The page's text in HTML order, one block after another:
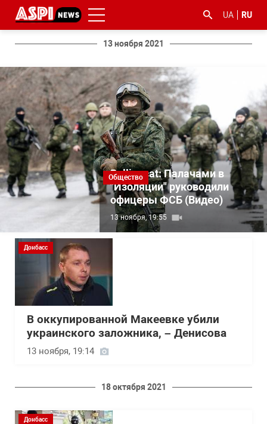
UA RU
13 ноября 2021
Общество
Bellingcat: Палачами в
"Изоляции" руководили
офицеры ФСБ (Видео)
13 ноября, 19:55
Донбасс
В оккупированной Макеевке убили
украинского заложника, – Денисова
13 ноября, 19:14
18 октября 2021
Донбасс
#ООС
#боротьба
з
корупцією
#гфс #Киев #коронавірус